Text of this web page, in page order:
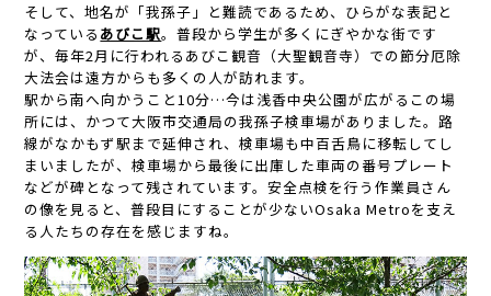
そして、地名が「我孫子」と難読であるため、ひらがな表記と
なっている あびこ駅。普段から学生が多くにぎやかな街です
が、毎年2月に行われるあびこ観音（大聖観音寺）での節分厄除
大法会は遠方からも多くの人が訪れます。
駅から南へ向かうこと10分…今は浅香中央公園が広がるこの場
所には、かつて大阪市交通局の我孫子検車場がありました。路
線がなかもず駅まで延伸され、検車場も中百舌鳥に移転してし
まいましたが、検車場から最後に出庫した車両の番号プレート
などが碑となって残されています。安全点検を行う作業員さん
の像を見ると、普段目にすることが少ないOsaka Metroを支え
る人たちの存在を感じますね。